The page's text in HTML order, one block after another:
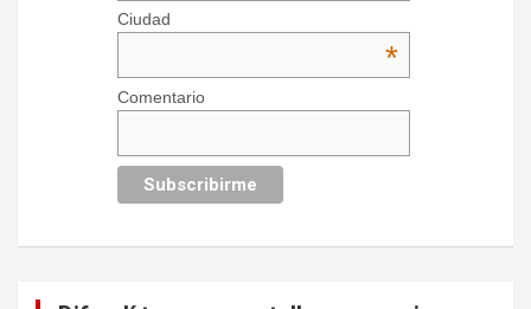
Ciudad
*
Comentario